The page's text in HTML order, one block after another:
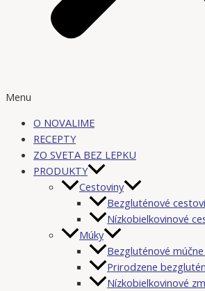
Menu
O NOVALIME
RECEPTY
ZO SVETA BEZ LEPKU
PRODUKTY
Cestoviny
Bezgluténové
Nízkobielkovinové
Múky
Bezgluténové
Prirodzene
Nízkobielkovinové